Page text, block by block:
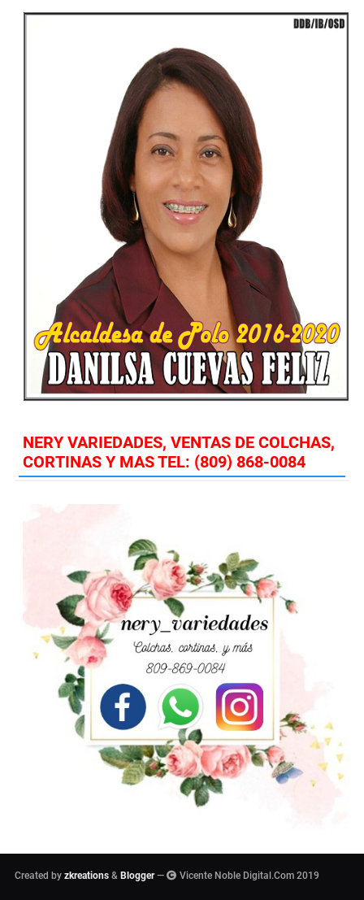
NERY VARIEDADES, VENTAS DE COLCHAS,
CORTINAS Y MAS TEL: (809) 868-0084
Created by zkreations & Blogger— Vicente Noble Digital.Com 2019